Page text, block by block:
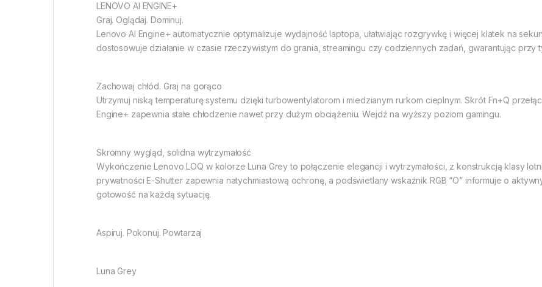
LENOVO AI ENGINE+
Graj. Oglądaj. Dominuj.
Lenovo AI Engine+ automatycznie optymalizuje wydajność laptopa, ułatwiając rozgrywkę i więcej klatek na
dostosowuje działanie w czasie rzeczywistym do grania, streamingu czy codziennych zadań, gwarantując
Zachowaj chłód. Graj na gorąco
Utrzymuj niską temperaturę systemu dzięki turbowentylatorom i miedzianym rurkom cieplnym. Skrót Fn+Q
Engine+ zapewnia stałe chłodzenie nawet przy dużym obciążeniu. Wejdź na wyższy poziom gamingu.
Skromny wygląd, solidna wytrzymałość
Wykończenie Lenovo LOQ w kolorze Luna Grey to połączenie elegancji i wytrzymałości, z konstrukcją klasy
prywatności E-Shutter zapewnia natychmiastową ochronę, a podświetlany wskaźnik RGB “O” informuje o
gotowość na każdą sytuację.
Aspiruj. Pokonuj. Powtarzaj
Luna Grey